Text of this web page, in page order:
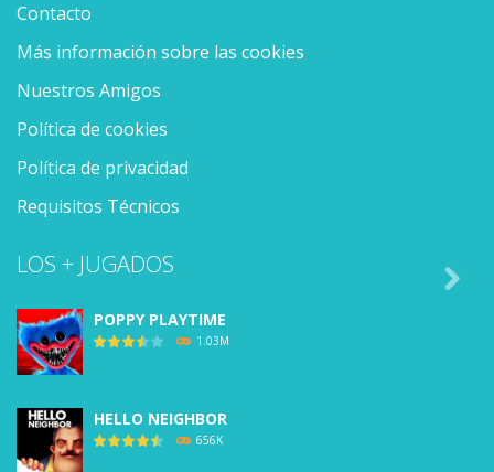
Contacto
Más información sobre las cookies
Nuestros Amigos
Política de cookies
Política de privacidad
Requisitos Técnicos
LOS + JUGADOS
POPPY PLAYTIME
1.03M
HELLO NEIGHBOR
656K
